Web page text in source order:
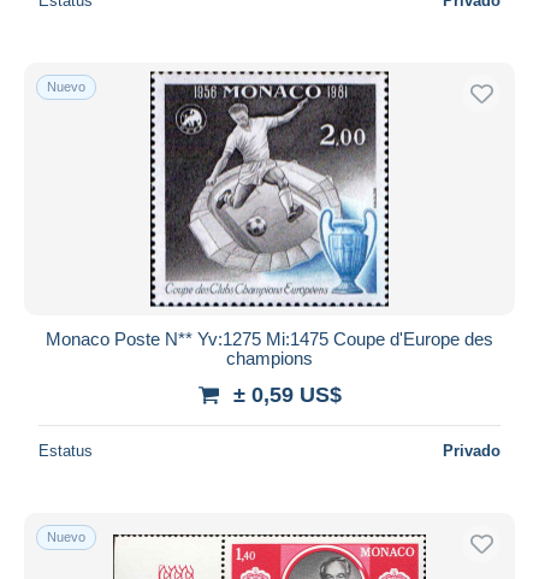
Nuevo
Monaco Poste N** Yv:1275 Mi:1475 Coupe d'Europe des
champions
± 0,59 US$
Estatus Privado
Nuevo